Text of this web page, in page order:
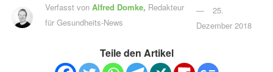
Verfasst von Alfred Domke, Redakteur
für Gesundheits-News
25.
Dezember 2018
Teile den Artikel